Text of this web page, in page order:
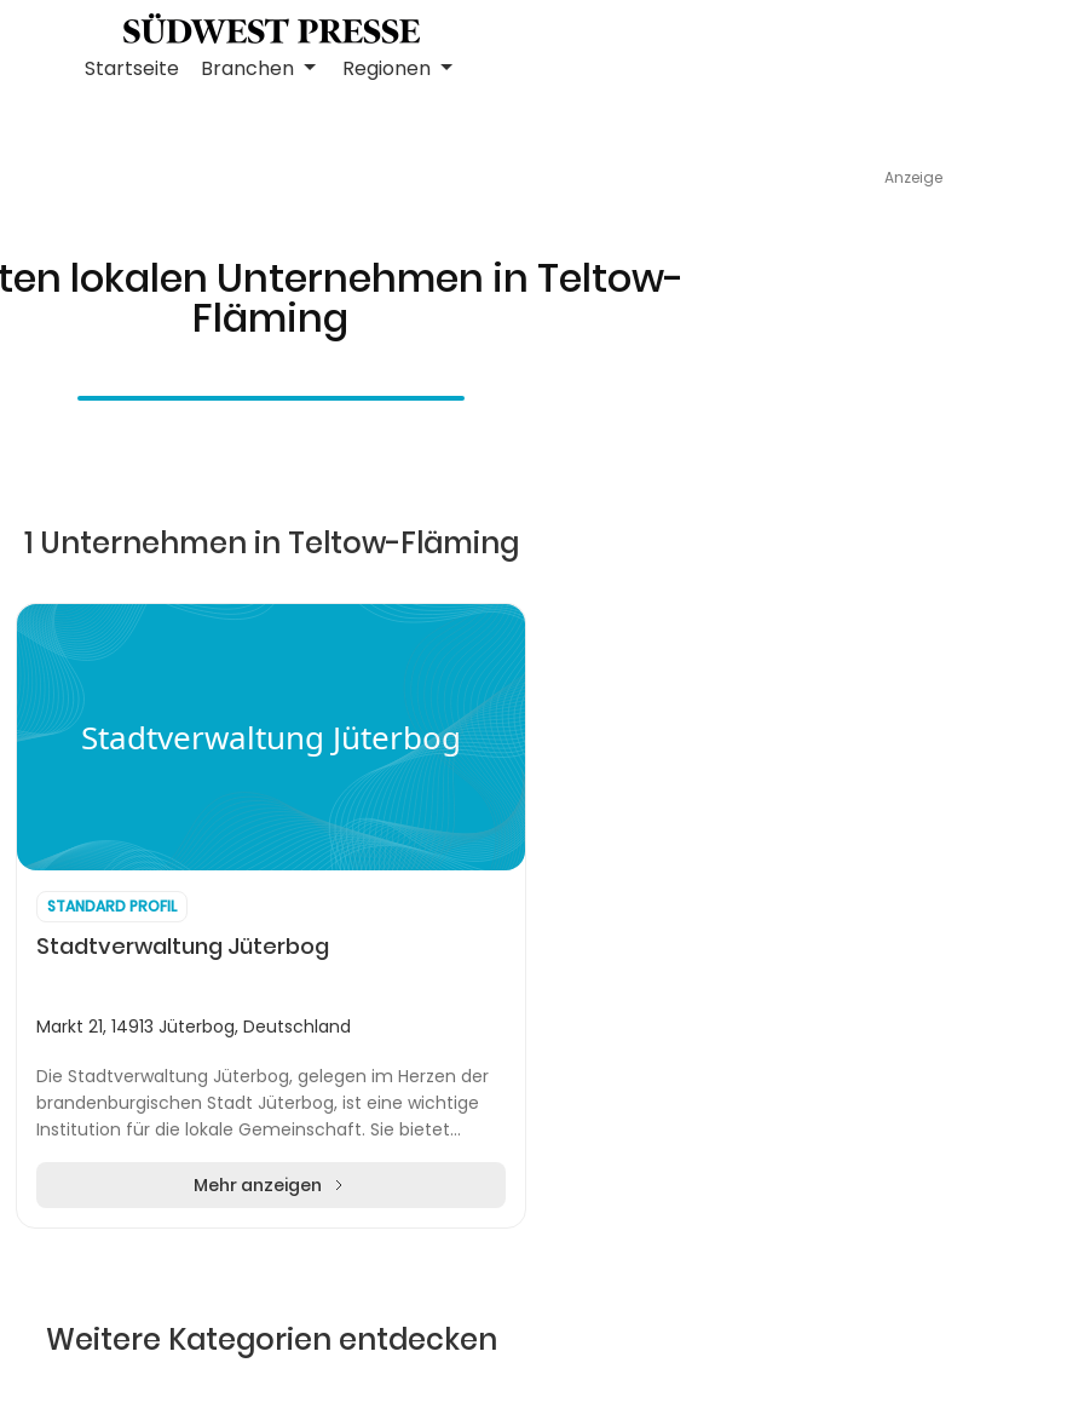
Startseite Branchen Regionen
Anzeige
lokalen Unternehmen in Teltow-
Fläming
1 Unternehmen in Teltow-Fläming
Stadtverwaltung Jüterbog
STANDARD PROFIL
Stadtverwaltung Jüterbog
Markt 21, 14913 Jüterbog, Deutschland
Die Stadtverwaltung Jüterbog, gelegen im Herzen der
brandenburgischen Stadt Jüterbog, ist eine wichtige
Institution für die lokale Gemeinschaft. Sie bietet
Mehr anzeigen
Weitere Kategorien entdecken